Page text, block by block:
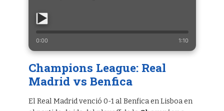
0:00 1:10
Champions League: Real
Madrid vs Benfica
El Real Madrid venció 0-1 al Benfica en Lisboa en